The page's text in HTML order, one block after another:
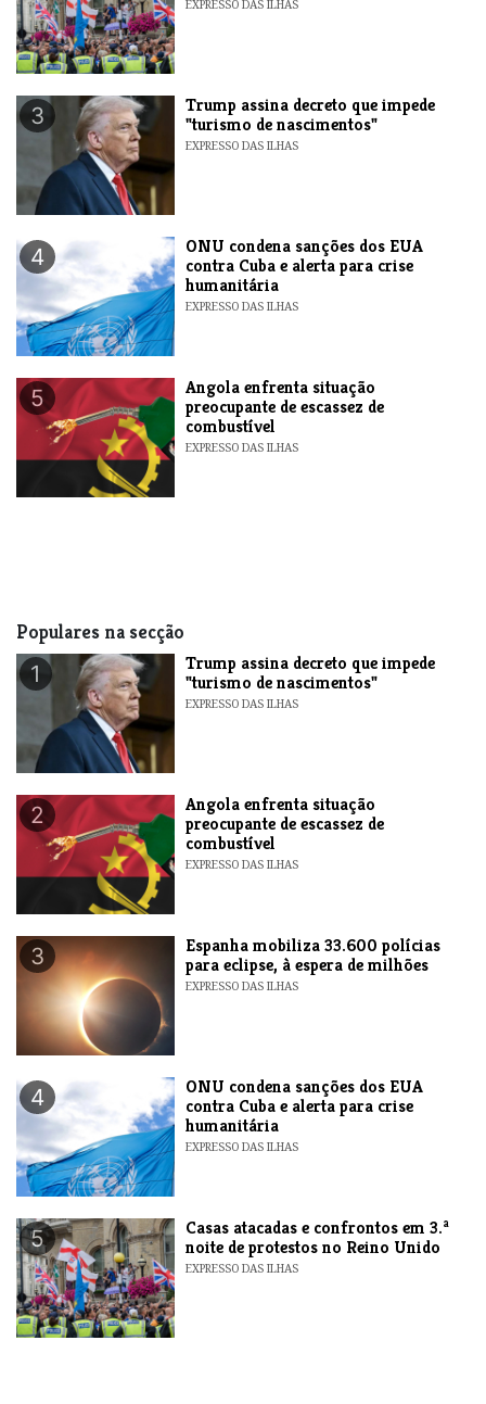
EXPRESSO DAS ILHAS
3
Trump assina decreto que impede
"turismo de nascimentos"
EXPRESSO DAS ILHAS
4
ONU condena sanções dos EUA
contra Cuba e alerta para crise
humanitária
EXPRESSO DAS ILHAS
5
Angola enfrenta situação
preocupante de escassez de
combustível
EXPRESSO DAS ILHAS
Populares na secção
1
Trump assina decreto que impede
"turismo de nascimentos"
EXPRESSO DAS ILHAS
2
Angola enfrenta situação
preocupante de escassez de
combustível
EXPRESSO DAS ILHAS
3
Espanha mobiliza 33.600 polícias
para eclipse, à espera de milhões
EXPRESSO DAS ILHAS
4
ONU condena sanções dos EUA
contra Cuba e alerta para crise
humanitária
EXPRESSO DAS ILHAS
5
Casas atacadas e confrontos em 3.ª
noite de protestos no Reino Unido
EXPRESSO DAS ILHAS